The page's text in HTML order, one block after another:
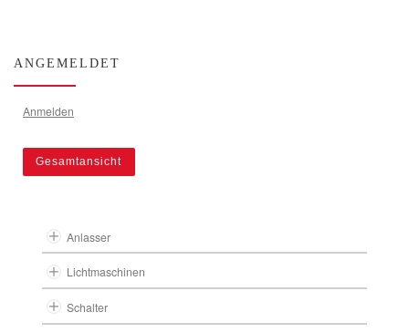
ANGEMELDET
Anmelden
Gesamtansicht
Anlasser
Lichtmaschinen
Schalter